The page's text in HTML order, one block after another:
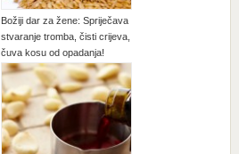
Božiji dar za žene: Spriječava
stvaranje tromba, čisti crijeva,
čuva kosu od opadanja!